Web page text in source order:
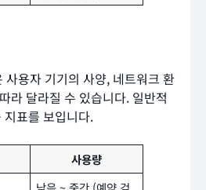
용자 기기의 사양, 네트워크 환
라 달라질 수 있습니다. 일반적
표를 보입니다.
사용량